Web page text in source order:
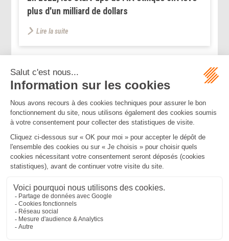
plus d'un milliard de dollars
Lire la suite
<< < ... 125
>>
Mentions légalesPolitique de confidentialitéPolitique de cookies
Plan du site
MBA ET ASSOCIÉS
235 Rue Helene Boucher, 34170 CASTELNAU LE LEZ
Bureau secondaire à Cannes